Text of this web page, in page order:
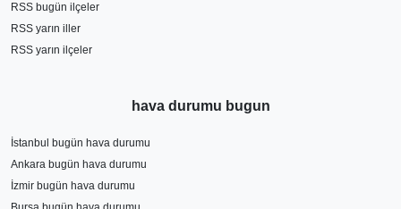
RSS bugün ilçeler
RSS yarın iller
RSS yarın ilçeler
hava durumu bugun
İstanbul bugün hava durumu
Ankara bugün hava durumu
İzmir bugün hava durumu